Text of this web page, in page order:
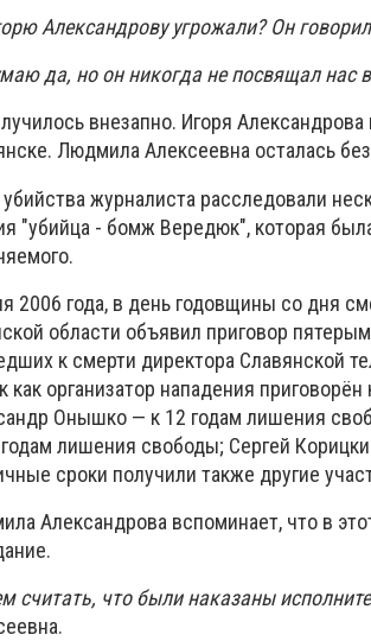
Александрову угрожали? Он
да, но он никогда не посвящал нас
внезапно. Игоря
Людмила Алексеевна осталась
журналиста расследовали
"убийца - бомж Вередюк", которая
2006 года, в день годовщины со дня
области объявил приговор
к смерти директора Славянской
как организатор нападения
Онышко — к 12 годам лишения
лишения свободы; Сергей
сроки получили также другие
Александрова вспоминает, что в
считать, что были наказаны